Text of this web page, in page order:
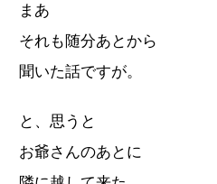
まあ
それも随分あとから
聞いた話ですが。
と、思うと
お爺さんのあとに